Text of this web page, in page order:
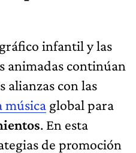
infantil y las
animadas continúan
alianzas con las
música global para
. En esta
de promoción